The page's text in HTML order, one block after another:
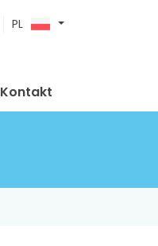
pokaż
PL
Kontakt